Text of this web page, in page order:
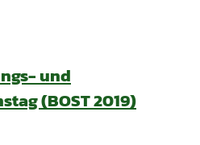
und
(BOST 2019)